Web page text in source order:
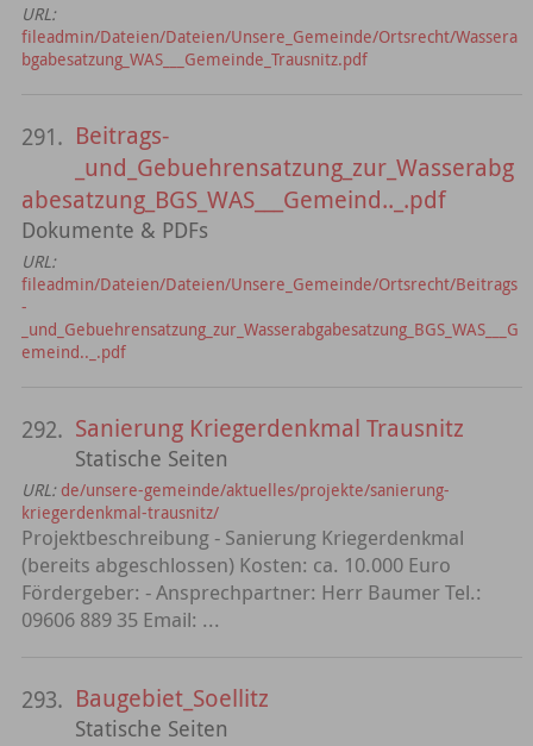
URL:
fileadmin/Dateien/Dateien/Unsere_Gemeinde/Ortsrecht/Wassera
bgabesatzung_WAS___Gemeinde_Trausnitz.pdf
291. Beitrags-
_und_Gebuehrensatzung_zur_Wasserabg
abesatzung_BGS_WAS___Gemeind.._.pdf
Dokumente & PDFs
URL:
fileadmin/Dateien/Dateien/Unsere_Gemeinde/Ortsrecht/Beitrags
-
_und_Gebuehrensatzung_zur_Wasserabgabesatzung_BGS_WAS___G
emeind.._.pdf
292. Sanierung Kriegerdenkmal Trausnitz
Statische Seiten
URL: de/unsere-gemeinde/aktuelles/projekte/sanierung-
kriegerdenkmal-trausnitz/
Projektbeschreibung - Sanierung Kriegerdenkmal
(bereits abgeschlossen) Kosten: ca. 10.000 Euro
Fördergeber: - Ansprechpartner: Herr Baumer Tel.:
09606 889 35 Email: ...
293. Baugebiet_Soellitz
Statische Seiten